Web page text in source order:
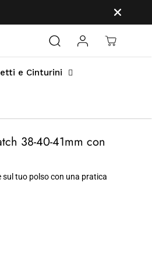
e Cinturini
38-40-41mm con
sul tuo polso con una pratica